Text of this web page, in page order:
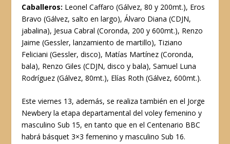
Caballeros: Leonel Caffaro (Gálvez, 80 y 200mt.), Eros
Bravo (Gálvez, salto en largo), Álvaro Diana (CDJN,
jabalina), Jesua Cabral (Coronda, 200 y 600mt.), Renzo
Jaime (Gessler, lanzamiento de martillo), Tiziano
Feliciani (Gessler, disco), Matías Martínez (Coronda,
bala), Renzo Giles (CDJN, disco y bala), Samuel Luna
Rodríguez (Gálvez, 80mt.), Elías Roth (Gálvez, 600mt.).
Este viernes 13, además, se realiza también en el Jorge
Newbery la etapa departamental del voley femenino y
masculino Sub 15, en tanto que en el Centenario BBC
habrá básquet 3×3 femenino y masculino Sub 16.